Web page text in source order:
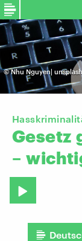
©Nhu Nguyen|
Gesetz
–